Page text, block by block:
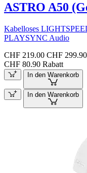
ASTRO A50
Kabelloses
PLAYSYNC Audio
CHF 219.00 CHF 299.90
CHF 80.90 Rabatt
In den Warenkorb
In den Warenkorb